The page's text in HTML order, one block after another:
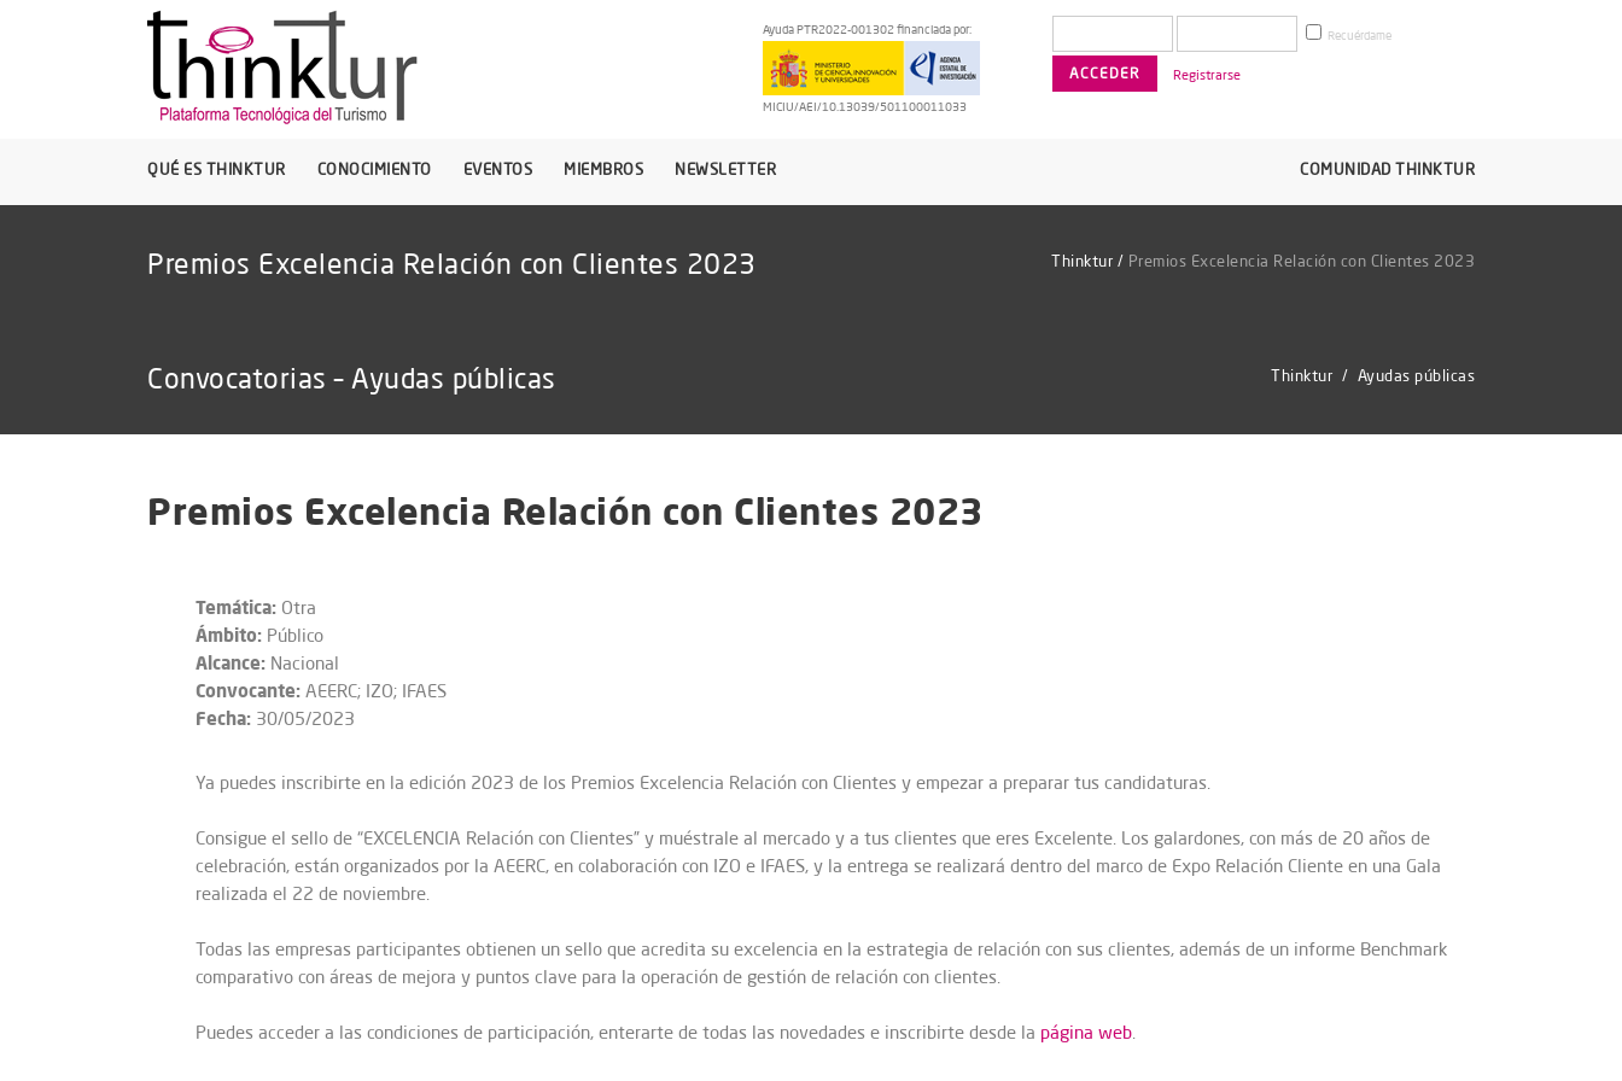
Ayuda PTR2022-001302 financiada por:
MICIU/AEI/10.13039/501100011033
Recuérdame
Registrarse
QUÉ ES THINKTUR CONOCIMIENTO EVENTOS MIEMBROS NEWSLETTER COMUNIDAD THINKTUR
Premios Excelencia Relación con Clientes 2023 Thinktur / Premios Excelencia Relación con Clientes 2023
Convocatorias – Ayudas públicas Thinktur / Ayudas públicas
Premios Excelencia Relación con Clientes 2023
Temática: Otra
Ámbito: Público
Alcance: Nacional
Convocante: AEERC; IZO; IFAES
Fecha: 30/05/2023
Ya puedes inscribirte en la edición 2023 de los Premios Excelencia Relación con Clientes y empezar a preparar tus candidaturas.
Consigue el sello de “EXCELENCIA Relación con Clientes” y muéstrale al mercado y a tus clientes que eres Excelente. Los galardones, con más de 20 años de
celebración, están organizados por la AEERC, en colaboración con IZO e IFAES, y la entrega se realizará dentro del marco de Expo Relación Cliente en una Gala
realizada el 22 de noviembre.
Todas las empresas participantes obtienen un sello que acredita su excelencia en la estrategia de relación con sus clientes, además de un informe Benchmark
comparativo con áreas de mejora y puntos clave para la operación de gestión de relación con clientes.
Puedes acceder a las condiciones de participación, enterarte de todas las novedades e inscribirte desde la página web.